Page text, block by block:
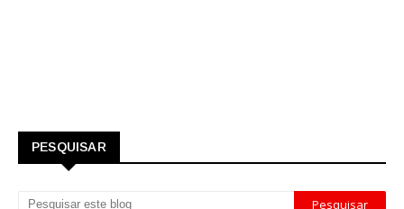
PESQUISAR